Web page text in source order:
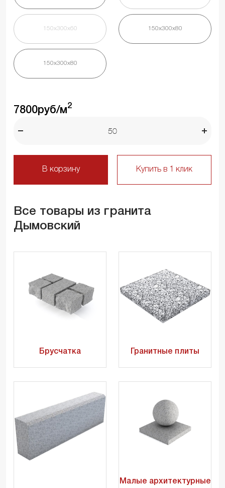
150х300х60 150х300х80
150х300х80
7800руб/м2
В корзину Купить в 1 клик
Все товары из гранита
Дымовский
Брусчатка Гранитные плиты
Малые архитектурные